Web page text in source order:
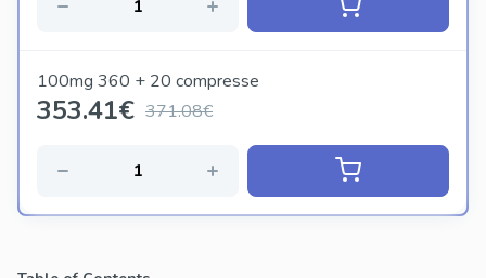
100mg 360 + 20 compresse
353.41€ 371.08€